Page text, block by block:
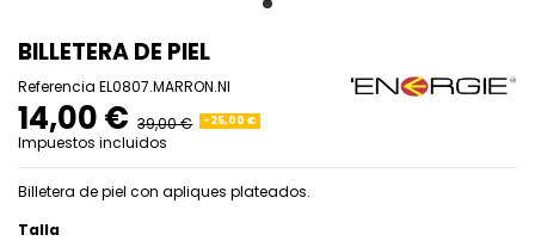
BILLETERA DE PIEL
Referencia EL0807.MARRON.NI
14,00 € 39,00 € -25,00 €
Impuestos incluidos
Billetera de piel con apliques plateados.
Talla